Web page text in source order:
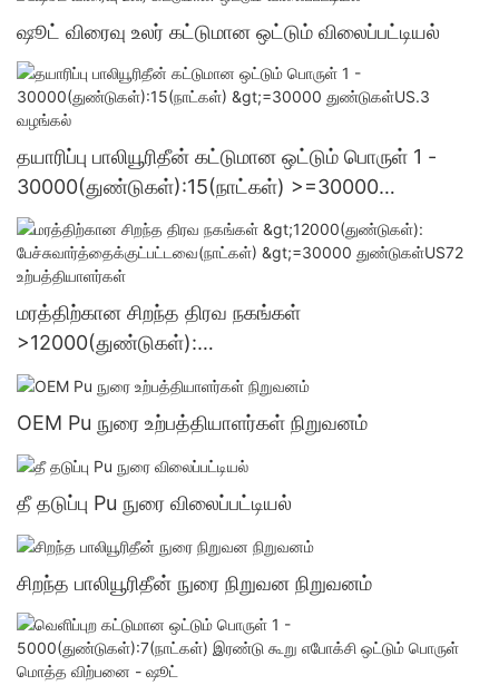
ஷூட் விரைவு உலர் கட்டுமான ஒட்டும் விலைப்பட்டியல்
தயாரிப்பு பாலியூரிதீன் கட்டுமான ஒட்டும் பொருள் 1 -
30000(துண்டுகள்):15(நாட்கள்) >=30000
துண்டுகள்US.3 வழங்கல்
மரத்திற்கான சிறந்த திரவ நகங்கள்
>12000(துண்டுகள்):
பேச்சுவார்த்தைக்குட்பட்டவை(நாட்கள்) >=30000
துண்டுகள்US72 உற்பத்தியாளர்கள்
OEM Pu நுரை உற்பத்தியாளர்கள் நிறுவனம்
தீ தடுப்பு Pu நுரை விலைப்பட்டியல்
சிறந்த பாலியூரிதீன் நுரை நிறுவன நிறுவனம்